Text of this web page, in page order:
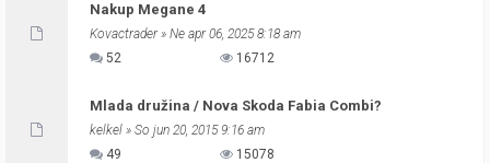
Nakup Megane 4
Kovactrader» Ne apr 06, 2025 8:18 am
52
16712
Mlada družina / Nova Skoda Fabia Combi?
kelkel » So jun 20, 2015 9:16 am
49
15078